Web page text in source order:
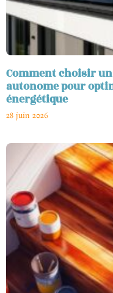
Comment choisir
autonome pour
énergétique
28 juin 2026